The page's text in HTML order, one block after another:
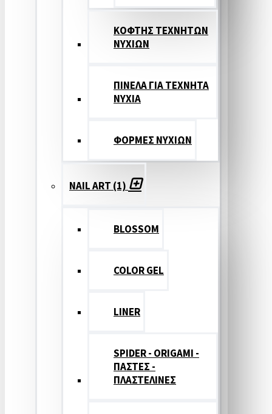
ΚΟΦΤΗΣ ΤΕΧΝΗΤΩΝ
ΝΥΧΙΩΝ
ΠΙΝΕΛΑ ΓΙΑ ΤΕΧΝΗΤΑ
ΝΥΧΙΑ
ΦΟΡΜΕΣ ΝΥΧΙΩΝ
NAIL ART (1)
BLOSSOM
COLOR GEL
LINER
SPIDER - ORIGAMI -
ΠΑΣΤΕΣ -
ΠΛΑΣΤΕΛΙΝΕΣ